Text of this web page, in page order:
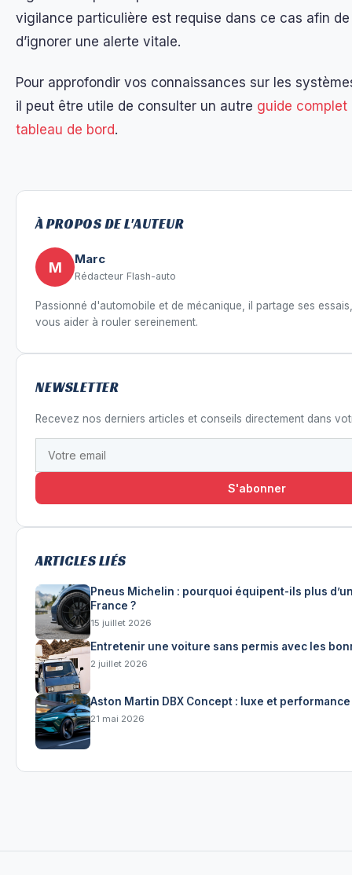
vigilance particulière est requise dans ce cas afin
d’ignorer une alerte vitale.
Pour approfondir vos connaissances sur les
il peut être utile de consulter un autre guide complet
tableau de bord.
À PROPOS DE L'AUTEUR
M Marc
Rédacteur Flash-auto
Passionné d'automobile et de mécanique, il partage ses
vous aider à rouler sereinement.
NEWSLETTER
Recevez nos derniers articles et conseils directement dans
S'abonner
ARTICLES LIÉS
Pneus Michelin : pourquoi équipent-ils plus
France ?
15 juillet 2026
Entretenir une voiture sans permis avec les
2 juillet 2026
Aston Martin DBX Concept : luxe et
21 mai 2026